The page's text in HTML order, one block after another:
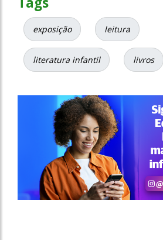
exposição leitura
literatura infantil livros